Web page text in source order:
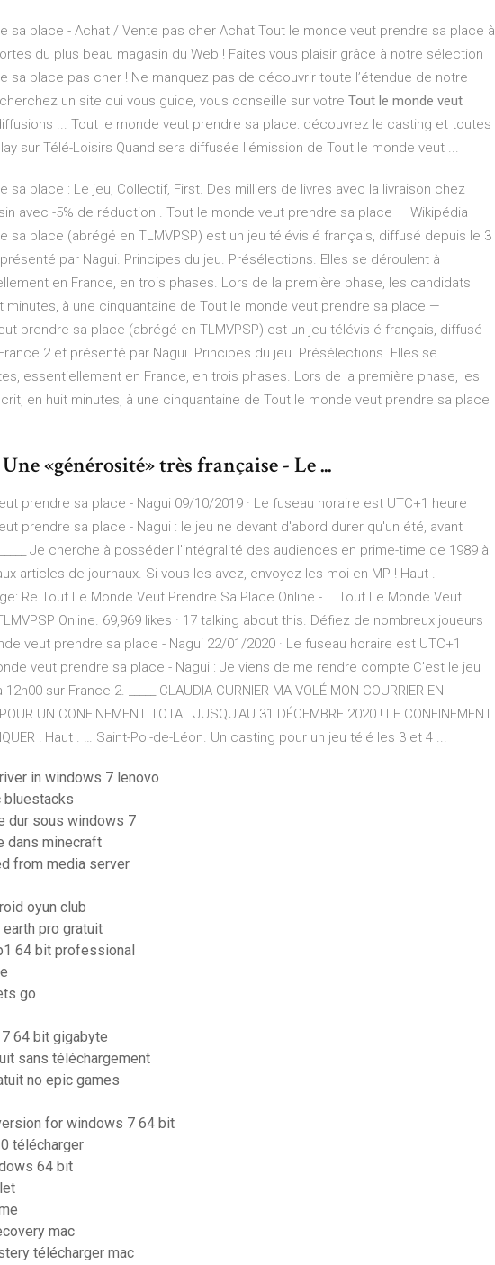
sa place - Achat / Vente pas cher Achat Tout le monde veut prendre sa place à
du plus beau magasin du Web ! Faites vous plaisir grâce à notre sélection
sa place pas cher ! Ne manquez pas de découvrir toute l’étendue de notre
un site qui vous guide, vous conseille sur votre Tout le monde veut
... Tout le monde veut prendre sa place: découvrez le casting et toutes
sur Télé-Loisirs Quand sera diffusée l'émission de Tout le monde veut ...
sa place : Le jeu, Collectif, First. Des milliers de livres avec la livraison chez
avec -5% de réduction . Tout le monde veut prendre sa place — Wikipédia
sa place (abrégé en TLMVPSP) est un jeu télévis é français, diffusé depuis le 3
par Nagui. Principes du jeu. Présélections. Elles se déroulent à
en France, en trois phases. Lors de la première phase, les candidats
minutes, à une cinquantaine de Tout le monde veut prendre sa place —
prendre sa place (abrégé en TLMVPSP) est un jeu télévis é français, diffusé
2 et présenté par Nagui. Principes du jeu. Présélections. Elles se
essentiellement en France, en trois phases. Lors de la première phase, les
en huit minutes, à une cinquantaine de Tout le monde veut prendre sa place
«générosité» très française - Le ...
prendre sa place - Nagui 09/10/2019 · Le fuseau horaire est UTC+1 heure
prendre sa place - Nagui : le jeu ne devant d'abord durer qu'un été, avant
Je cherche à posséder l'intégralité des audiences en prime-time de 1989 à
articles de journaux. Si vous les avez, envoyez-les moi en MP ! Haut .
Re Tout Le Monde Veut Prendre Sa Place Online - … Tout Le Monde Veut
Online. 69,969 likes · 17 talking about this. Défiez de nombreux joueurs
veut prendre sa place - Nagui 22/01/2020 · Le fuseau horaire est UTC+1
veut prendre sa place - Nagui : Je viens de me rendre compte C’est le jeu
sur France 2. _____ CLAUDIA CURNIER MA VOLÉ MON COURRIER EN
UN CONFINEMENT TOTAL JUSQU'AU 31 DÉCEMBRE 2020 ! LE CONFINEMENT
! Haut . … Saint-Pol-de-Léon. Un casting pour un jeu télé les 3 et 4 ...
in windows 7 lenovo
bluestacks
dur sous windows 7
dans minecraft
from media server
oyun club
pro gratuit
64 bit professional
go
64 bit gigabyte
sans téléchargement
no epic games
for windows 7 64 bit
télécharger
64 bit
mac
télécharger mac